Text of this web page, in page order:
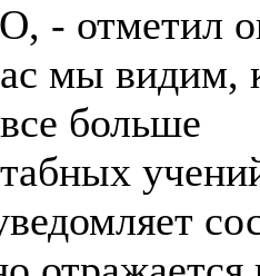
- отметил
мы видим,
больше